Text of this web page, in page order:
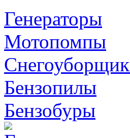
Генераторы
Мотопомпы
Бензопилы
Бензобуры